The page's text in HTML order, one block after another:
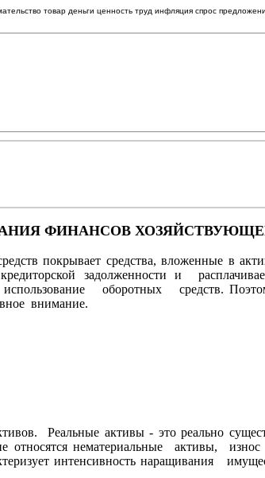
товар деньги ценность труд инфляция спрос
ФИНАНСОВ
покрывает средства, вложенные в
задолженности и
оборотных средств.
внимание.
Реальные активы - это реально
относятся нематериальные активы,
интенсивность наращивания